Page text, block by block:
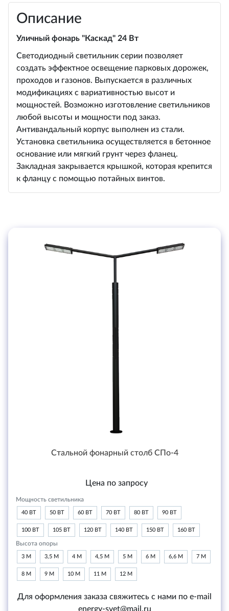
Описание
Уличный фонарь "Каскад" 24 Вт
Светодиодный светильник серии позволяет
создать эффектное освещение парковых дорожек,
проходов и газонов. Выпускается в различных
модификациях с вариативностью высот и
мощностей. Возможно изготовление светильников
любой высоты и мощности под заказ.
Антивандальный корпус выполнен из стали.
Установка светильника осуществляется в бетонное
основание или мягкий грунт через фланец.
Закладная закрывается крышкой, которая крепится
к фланцу с помощью потайных винтов.
Стальной фонарный столб СПо-4
Цена по запросу
Мощность светильника
40 ВТ 50 ВТ 60 ВТ 70 ВТ 80 ВТ 90 ВТ
100 ВТ 105 ВТ 120 ВТ 140 ВТ 150 ВТ 160 ВТ
Высота опоры
3 М 3,5 М 4 М 4,5 М 5 М 6 М 6,6 М 7 М
8 М 9 М 10 М 11 М 12 М
Для оформления заказа свяжитесь с нами по e-mail
energy-svet@mail.ru